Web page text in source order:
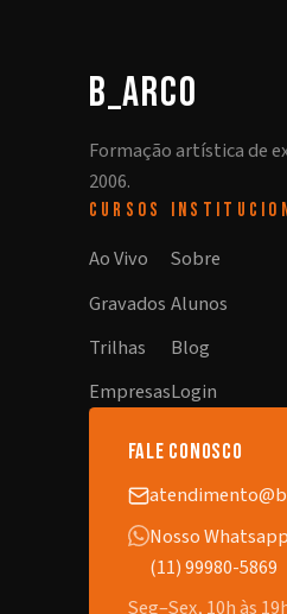
b_arco
Formação artística de
2006.
CURSOS
Ao Vivo
Gravados
Trilhas
Empresas
Sobre
Alunos
Blog
Login
fale conosco
Nosso Whatsapp
(11) 99980-5869
Seg–Sex, 10h às